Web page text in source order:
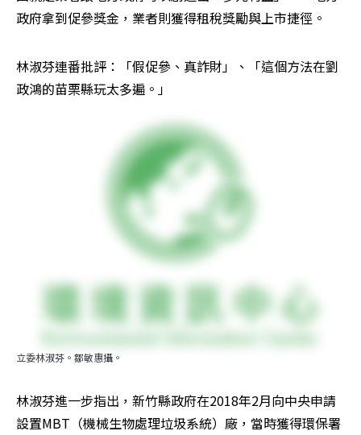
政府拿到促參獎金，業者則獲得租稅獎勵與上市捷徑。
林淑芬連番批評：「假促參、真詐財」、「這個方法在劉
政鴻的苗栗縣玩太多遍。」
立委林淑芬。鄒敏惠攝。
林淑芬進一步指出，新竹縣政府在2018年2月向中央申請
設置MBT（機械生物處理垃圾系統）廠，當時獲得環保署